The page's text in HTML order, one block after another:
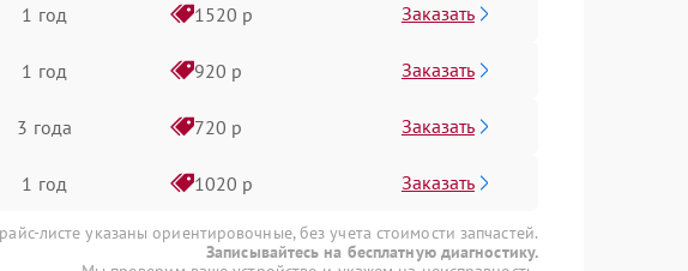
1 год 1520 р Заказать
1 год 920 р Заказать
3 года 720 р Заказать
1 год 1020 р Заказать
листе указаны ориентировочные, без учета стоимости запчастей.
Записывайтесь на бесплатную диагностику.